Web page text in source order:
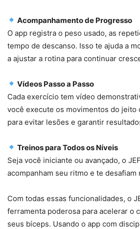
Acompanhamento de Progresso
O app registra o peso usado, as
tempo de descanso. Isso te ajuda a
a ajustar a rotina para continuar
Vídeos Passo a Passo
Cada exercício tem vídeo
você execute os movimentos do
para evitar lesões e garantir
Treinos para Todos os Níveis
Seja você iniciante ou avançado, o
acompanham seu ritmo e te desafiam
Com todas essas funcionalidades, o
ferramenta poderosa para acelerar o
seus bíceps. Usando o app com